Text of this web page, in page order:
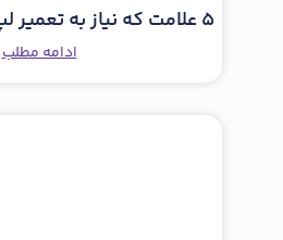
5 علامت که نیاز به تعمیر لپ‌تاپ فوری دارید
ادامه مطلب